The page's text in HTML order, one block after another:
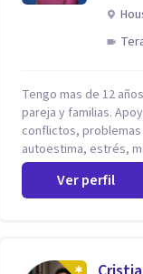
Tengo mas de 12
pareja y familias.
conflictos,
autoestima, estrés,
personas con
problemas de
Desarrollo de personas maximizando
vital para la vida de
Ver perfil